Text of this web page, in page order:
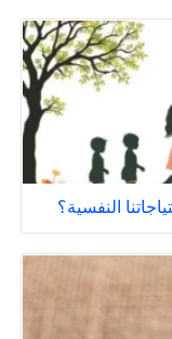
النفسية؟